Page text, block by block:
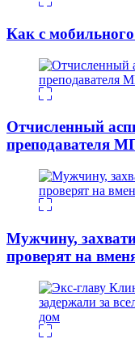
Как с
Отчисленный
преподавателя
Мужчину,
проверят на